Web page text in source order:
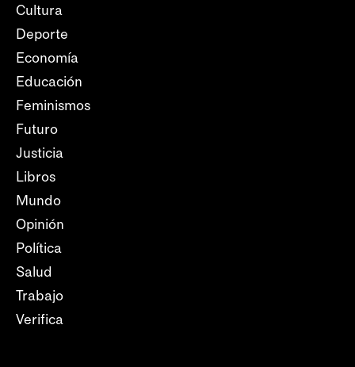
Cultura
Deporte
Economía
Educación
Feminismos
Futuro
Justicia
Libros
Mundo
Opinión
Política
Salud
Trabajo
Verifica